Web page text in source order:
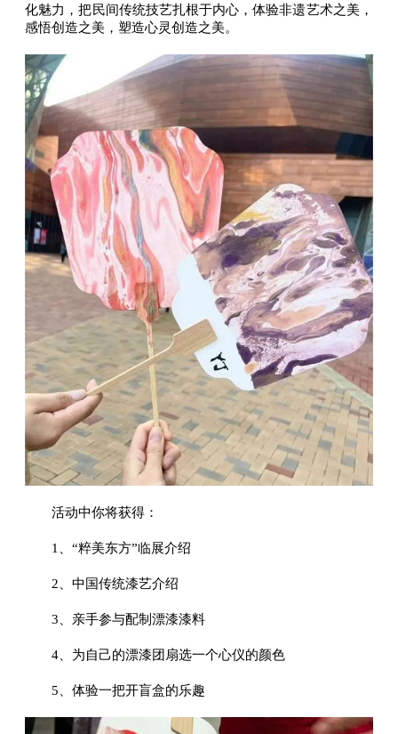
化魅力，把民间传统技艺扎根于内心，体验非遗艺术之美，
感悟创造之美，塑造心灵创造之美。
活动中你将获得：
1、“粹美东方”临展介绍
2、中国传统漆艺介绍
3、亲手参与配制漂漆漆料
4、为自己的漂漆团扇选一个心仪的颜色
5、体验一把开盲盒的乐趣